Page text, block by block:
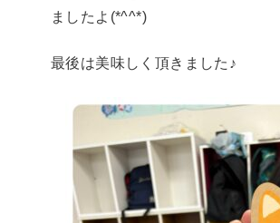
ましたよ(*^^*)
最後は美味しく頂きました♪